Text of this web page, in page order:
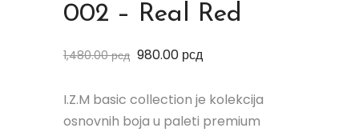
002 – Real Red
1,480.00рсд 980.00 рсд
I.Z.M basic collection je kolekcija
osnovnih boja u paleti premium